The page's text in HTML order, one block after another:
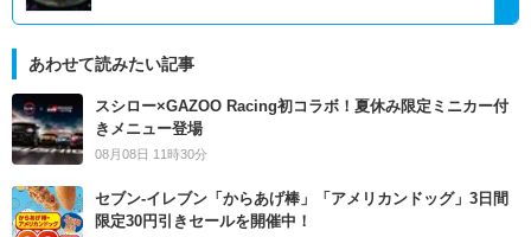
あわせて読みたい記事
スシロー×GAZOO Racing初コラボ！夏休み限定ミニカー付
きメニュー登場
08月08日 11時30分
セブン‐イレブン「からあげ棒」「アメリカンドッグ」3日間
限定30円引きセールを開催中！